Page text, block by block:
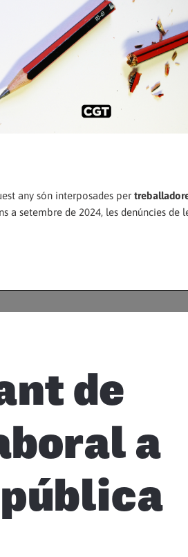
any són interposades per
a setembre de 2024, les denúncies de